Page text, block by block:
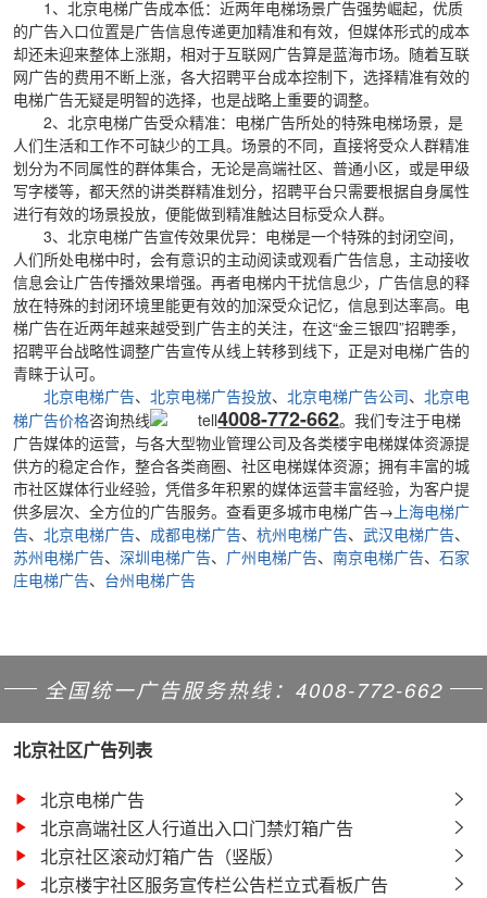
1、北京电梯广告成本低：近两年电梯场景广告强势崛起，优质
的广告入口位置是广告信息传递更加精准和有效，但媒体形式的成本
却还未迎来整体上涨期，相对于互联网广告算是蓝海市场。随着互联
网广告的费用不断上涨，各大招聘平台成本控制下，选择精准有效的
电梯广告无疑是明智的选择，也是战略上重要的调整。
2、北京电梯广告受众精准： 电梯广告所处的特殊电梯场景，是
人们生活和工作不可缺少的工具。场景的不同，直接将受众人群精准
划分为不同属性的群体集合，无论是高端社区、普通小区，或是甲级
写字楼等，都天然的讲类群精准划分，招聘平台只需要根据自身属性
进行有效的场景投放，便能做到精准触达目标受众人群。
3、北京电梯广告宣传效果优异： 电梯是一个特殊的封闭空间，
人们所处电梯中时，会有意识的主动阅读或观看广告信息，主动接收
信息会让广告传播效果增强。再者电梯内干扰信息少，广告信息的释
放在特殊的封闭环境里能更有效的加深受众记忆，信息到达率高。 电
梯广告在近两年越来越受到广告主的关注，在这“金三银四”招聘季，
招聘平台战略性调整广告宣传从线上转移到线下，正是对电梯广告的
青睐于认可。
北京电梯广告、 北京电梯广告投放、 北京电梯广告公司、 北京电
梯广告价格咨询热线 4008-772-662。我们专注于电梯
广告媒体的运营，与各大型物业管理公司及各类楼宇电梯媒体资源提
供方的稳定合作，整合各类商圈、社区电梯媒体资源；拥有丰富的城
市社区媒体行业经验，凭借多年积累的媒体运营丰富经验，为客户提
供多层次、全方位的广告服务。查看更多城市电梯广告→ 上海电梯广
告、 北京电梯广告、 成都电梯广告、杭州电梯广告、武汉电梯广告、
苏州电梯广告、深圳电梯广告、 广州电梯广告、南京电梯广告、石家
庄电梯广告、 台州电梯广告
全国统一广告服务热线：4008-772-662
北京社区广告列表
北京电梯广告
北京高端社区人行道出入口门禁灯箱广告
北京社区滚动灯箱广告（竖版）
北京楼宇社区服务宣传栏公告栏立式看板广告